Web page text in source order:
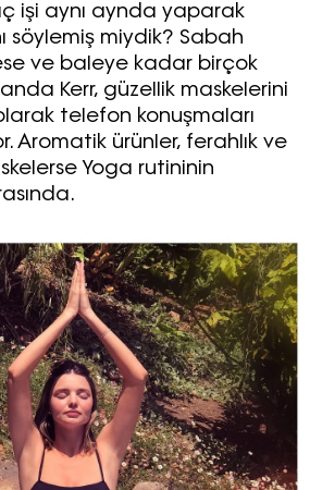
işi aynı aynda yaparak
söylemiş miydik? Sabah
ve baleye kadar birçok
Kerr, güzellik maskelerini
telefon konuşmaları
Aromatik ürünler, ferahlık ve
Yoga rutininin